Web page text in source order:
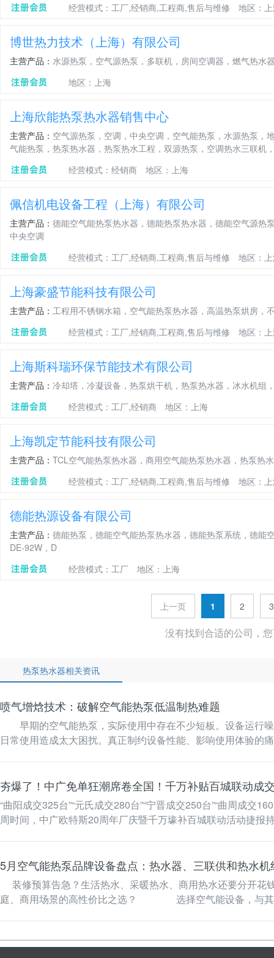
经营模式：工厂,经销商,工程商,售后与维修
地区：
博世热力技术（上海）有限公司
主营产品： 水源热泵，空气源热泵，多联机，房间空调器，燃气热水
地区：上海
上海欣能热泵热水器销售中心
主营产品： 空气源热泵，空调，中央空调，空气能热泵，水源热泵
气能热泵，热泵热水器，热泵热水工程，双源热泵，空调热水三联机
经营模式：经销商
地区：上海
佩信机电设备工程（上海）有限公司
主营产品： 德能空气能热泵热水器，德能热泵热水器，德能空气源热
中央空调
经营模式：工厂,经销商,工程商,售后与维修
地区：
上海豪盛节能科技有限公司
主营产品： 工程用不锈钢水箱，空气能热泵热水器，高温热泵烘房，
经营模式：工厂,经销商,工程商,售后与维修
地区：
上海斯科瑞环保节能技术有限公司
主营产品： 冷却塔，冷凝设备，热泵烘干机，热泵热水器，冰水机组
经营模式：工厂,经销商
地区：上海
上海凯定节能科技有限公司
主营产品： TCL空气能热泵热水器，商用空气能热泵热水器，热泵热
经营模式：工厂,经销商,工程商,售后与维修
地区：
德能热源设备有限公司
主营产品： 德能热泵，德能空气能热泵热水器，德能热泵系统，德能
DE-92W，D
经营模式：工厂
地区：上海
上一页 1 2 3
没有找到合适的公司，
热泵热水器相关资讯
喷气增焓技术：破解空气能热泵低温制热难题
早期的空气能热泵，实际使用中存在不少短板。设备运行
日常使用造成太大困扰。真正制约设备性能、影响使用体验的
夯爆了！中广免单狂潮席卷全国！千万补贴百城联动成
“曲阳成交325台”“元氏成交280台”“宁晋成交250台”“曲周成交
5月空气能热泵品牌设备盘点：热水器、三联供和热水机
庭、商用场景的高性价比之选？ 选择空气能设备，与其说